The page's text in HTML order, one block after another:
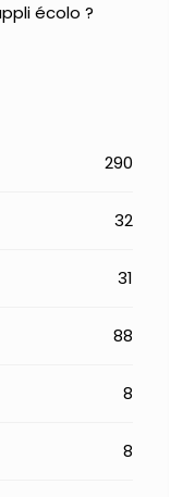
écolo ?
290
32
31
88
8
8